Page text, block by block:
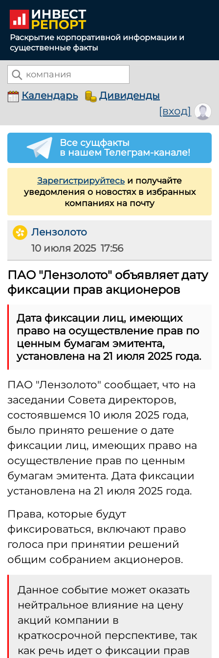
Раскрытие корпоративной информации и
существенные факты
Календарь Дивиденды
[вход]
Все сущфакты
в нашем Телеграм-канале!
Зарегистрируйтесь и получайте
уведомления о новостях в избранных
компаниях на почту
Лензолото
10 июля 2025 17:56
ПАО "Лензолото" объявляет дату
фиксации прав акционеров
Дата фиксации лиц, имеющих
право на осуществление прав по
ценным бумагам эмитента,
установлена на 21 июля 2025 года.
ПАО "Лензолото" сообщает, что на
заседании Совета директоров,
состоявшемся 10 июля 2025 года,
было принято решение о дате
фиксации лиц, имеющих право на
осуществление прав по ценным
бумагам эмитента. Дата фиксации
установлена на 21 июля 2025 года.
Права, которые будут
фиксироваться, включают право
голоса при принятии решений
общим собранием акционеров.
Данное событие может оказать
нейтральное влияние на цену
акций компании в
краткосрочной перспективе, так
как речь идет о фиксации прав